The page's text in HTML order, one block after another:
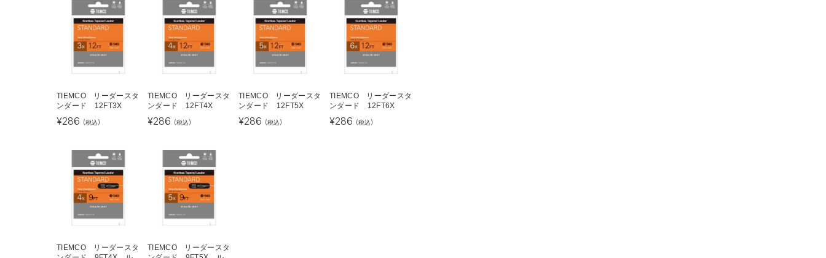
TIEMCO リーダースタ
ンダード 12FT3X
¥286 (税込)
TIEMCO リーダースタ
ンダード 12FT4X
¥286 (税込)
TIEMCO リーダースタ
ンダード 12FT5X
¥286 (税込)
TIEMCO リーダースタ
ンダード 12FT6X
¥286 (税込)
TIEMCO リーダースタ
TIEMCO リーダースタ